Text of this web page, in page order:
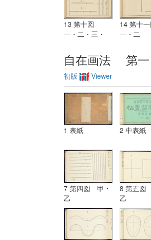
13 第十図
一・二・三・
14 第十
一・二
自在画法 第一
初版 Viewer
1 表紙 2 中表紙
7 第四図 甲・
乙
8 第五図
乙